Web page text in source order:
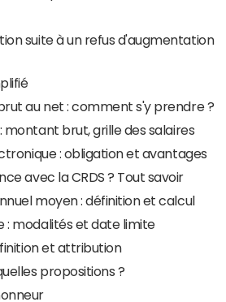
suite à un refus d'augmentation
au net : comment s'y prendre ?
montant brut, grille des salaires
: obligation et avantages
avec la CRDS ? Tout savoir
moyen : définition et calcul
: modalités et date limite
et attribution
propositions ?